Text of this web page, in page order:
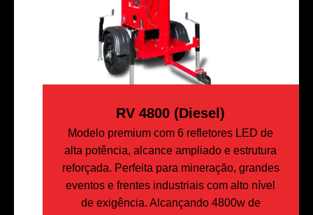
RV 4800 (Diesel)
Modelo premium com 6 refletores LED de
alta potência, alcance ampliado e estrutura
reforçada. Perfeita para mineração, grandes
eventos e frentes industriais com alto nível
de exigência. Alcançando 4800w de